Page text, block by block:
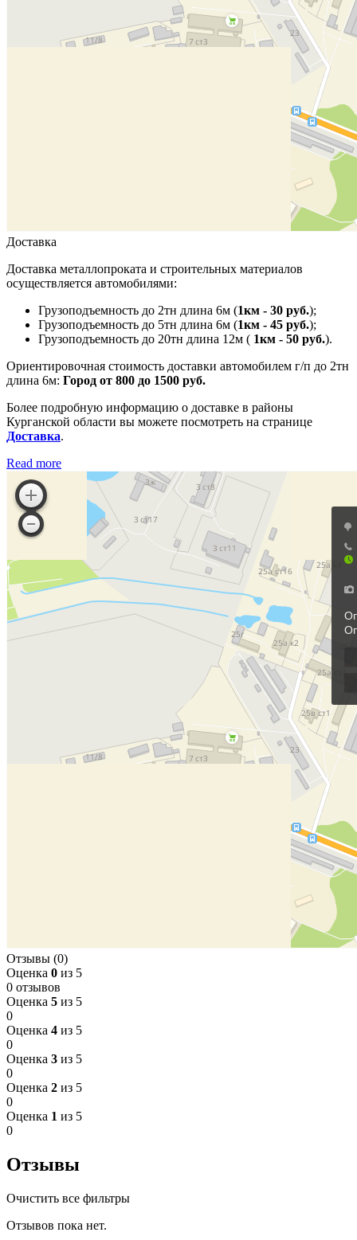
Доставка
Доставка металлопроката и строительных материалов
осуществляется автомобилями:
Грузоподъемность до 2тн длина 6м (1км - 30 руб.);
Грузоподъемность до 5тн длина 6м (1км - 45 руб.);
Грузоподъемность до 20тн длина 12м ( 1км - 50 руб.).
Ориентировочная стоимость доставки автомобилем г/п до 2тн
длина 6м: Город от 800 до 1500 руб.
Более подробную информацию о доставке в районы
Курганской области вы можете посмотреть на странице
Доставка.
Read more
Отзывы (0)
Оценка 0 из 5
0 отзывов
Оценка 5 из 5
0
Оценка 4 из 5
0
Оценка 3 из 5
0
Оценка 2 из 5
0
Оценка 1 из 5
0
Отзывы
Очистить все фильтры
Отзывов пока нет.